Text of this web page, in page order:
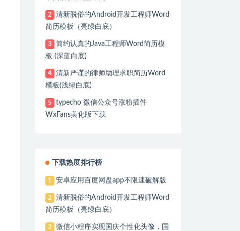
2
清新脱俗的Android开发工程师Word
简历模板（亮绿白底）
3
简约认真的Java工程师Word简历模
板 (深蓝白底)
4
清新严谨的律师助理求职简历Word
模板(浅绿白底)
5
typecho 微信公众号涨粉插件
WxFans美化版下载
下载热度排行榜
1 安卓应用百度网盘app不限速破解版
2
清新脱俗的Android开发工程师Word
简历模板（亮绿白底）
3
微信小程序实现国庆个性化头像，国